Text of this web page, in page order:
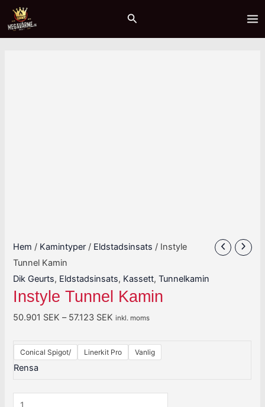
Hoppa
innehåll
Sök
Sale!
Hem / Kamintyper / Eldstadsinsats / Instyle
Tunnel Kamin
Dik Geurts, Eldstadsinsats, Kassett,Tunnelkamin
Instyle Tunnel Kamin
50.901 SEK – 57.123 SEK inkl. moms
Conical Spigot/ Linerkit Pro Vanlig
Rensa
Instyle
Tunnel
Kamin